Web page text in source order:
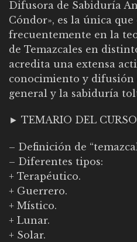
Difusora de Sabiduría
Cóndor», es la única
frecuentemente en la
de Temazcales en
acredita una extensa
conocimiento y difusión
general y la sabiduría
► TEMARIO DEL
– Definición de
– Diferentes tipos:
+ Terapéutico.
+ Guerrero.
+ Místico.
+ Lunar.
+ Solar.